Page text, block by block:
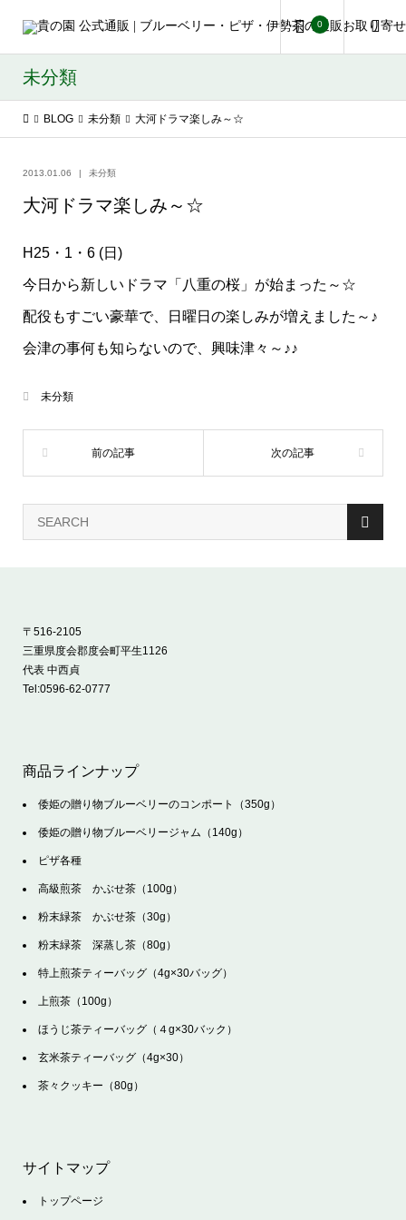
0
未分類
BLOG 未分類 大河ドラマ楽しみ～☆
2013.01.06 未分類
大河ドラマ楽しみ～☆
H25・1・6 (日)
今日から新しいドラマ「八重の桜」が始まった～☆
配役もすごい豪華で、日曜日の楽しみが増えました～♪
会津の事何も知らないので、興味津々～♪♪
未分類
〒516-2105
三重県度会郡度会町平生1126
代表 中西貞
Tel:0596-62-0777
商品ラインナップ
倭姫の贈り物ブルーベリーのコンポート（350g）
倭姫の贈り物ブルーベリージャム（140g）
ピザ各種
高級煎茶 かぶせ茶（100g）
粉末緑茶 かぶせ茶（30g）
粉末緑茶 深蒸し茶（80g）
特上煎茶ティーバッグ（4g×30バッグ）
上煎茶（100g）
ほうじ茶ティーバッグ（４g×30バック）
玄米茶ティーバッグ（4g×30）
茶々クッキー（80g）
サイトマップ
トップページ